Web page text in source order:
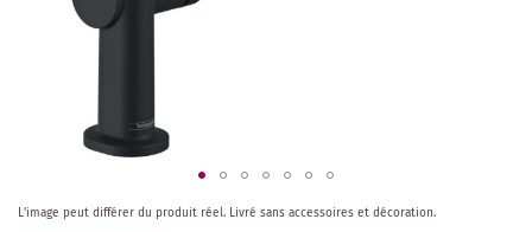
Skip
L'image peut différer du produit réel. Livré sans accessoires et décoration.